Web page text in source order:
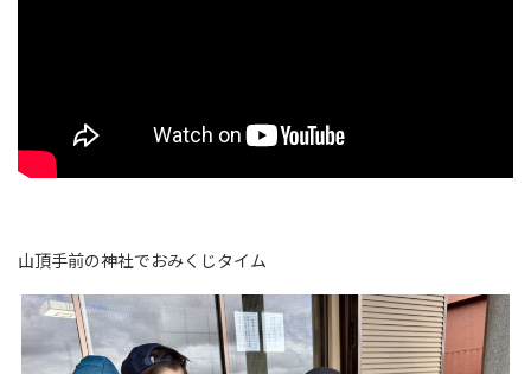
山頂手前の神社でおみくじタイム